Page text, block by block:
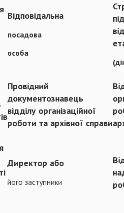
Відповідальна
посадова
особа
Провідний
документознавець
відділу організаційної
роботи та архівної справи
Директор або
його заступники